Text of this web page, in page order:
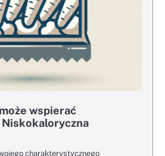
wspierać
charakterystycznego